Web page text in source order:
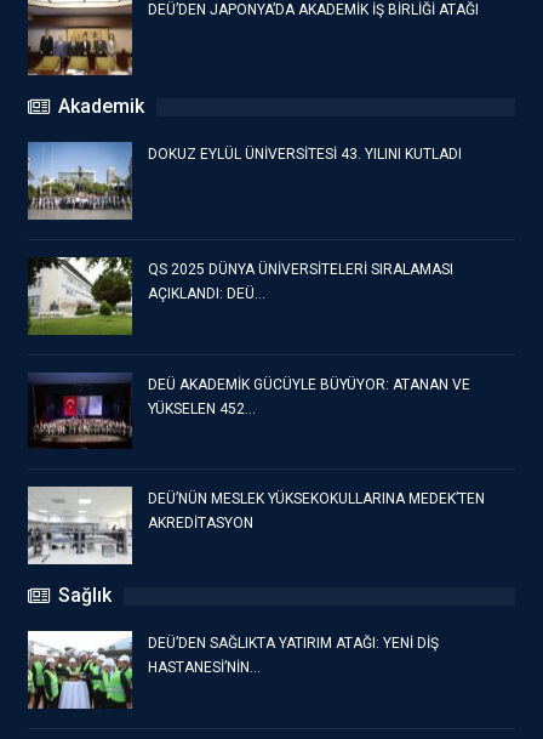
DEÜ’DEN JAPONYA’DA AKADEMİK İŞ BİRLİĞİ ATAĞI
Akademik
DOKUZ EYLÜL ÜNİVERSİTESİ 43. YILINI KUTLADI
QS 2025 DÜNYA ÜNİVERSİTELERİ SIRALAMASI
AÇIKLANDI: DEÜ…
DEÜ AKADEMİK GÜCÜYLE BÜYÜYOR: ATANAN VE
YÜKSELEN 452…
DEÜ’NÜN MESLEK YÜKSEKOKULLARINA MEDEK’TEN
AKREDİTASYON
Sağlık
DEÜ’DEN SAĞLIKTA YATIRIM ATAĞI: YENİ DİŞ
HASTANESİ’NİN…